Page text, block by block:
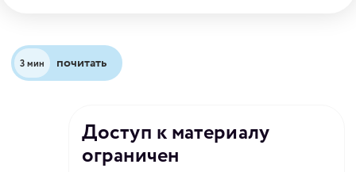
3 мин почитать
Доступ к материалу
ограничен